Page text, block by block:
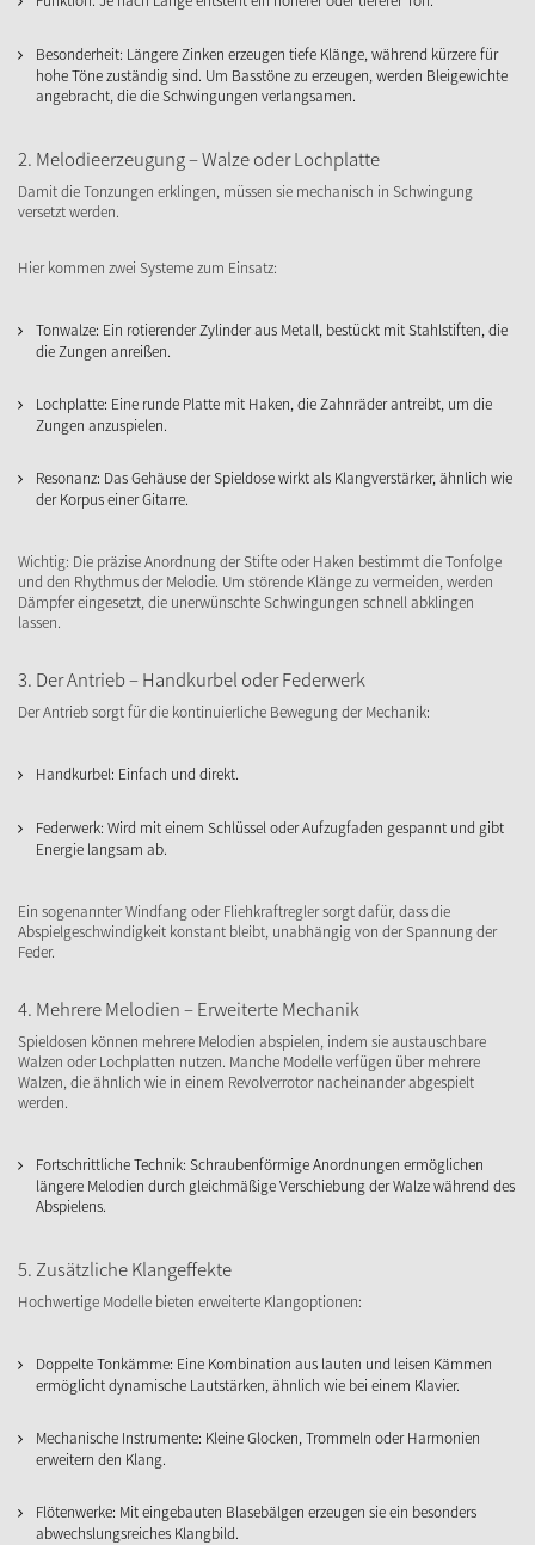
Besonderheit: Längere Zinken erzeugen tiefe Klänge, während kürzere für
hohe Töne zuständig sind. Um Basstöne zu erzeugen, werden Bleigewichte
angebracht, die die Schwingungen verlangsamen.
2. Melodieerzeugung – Walze oder Lochplatte
Damit die Tonzungen erklingen, müssen sie mechanisch in Schwingung
versetzt werden.
Hier kommen zwei Systeme zum Einsatz:
Tonwalze: Ein rotierender Zylinder aus Metall, bestückt mit Stahlstiften, die
die Zungen anreißen.
Lochplatte: Eine runde Platte mit Haken, die Zahnräder antreibt, um die
Zungen anzuspielen.
Resonanz: Das Gehäuse der Spieldose wirkt als Klangverstärker, ähnlich wie
der Korpus einer Gitarre.
Wichtig: Die präzise Anordnung der Stifte oder Haken bestimmt die Tonfolge
und den Rhythmus der Melodie. Um störende Klänge zu vermeiden, werden
Dämpfer eingesetzt, die unerwünschte Schwingungen schnell abklingen
lassen.
3. Der Antrieb – Handkurbel oder Federwerk
Der Antrieb sorgt für die kontinuierliche Bewegung der Mechanik:
Handkurbel: Einfach und direkt.
Federwerk: Wird mit einem Schlüssel oder Aufzugfaden gespannt und gibt
Energie langsam ab.
Ein sogenannter Windfang oder Fliehkraftregler sorgt dafür, dass die
Abspielgeschwindigkeit konstant bleibt, unabhängig von der Spannung der
Feder.
4. Mehrere Melodien – Erweiterte Mechanik
Spieldosen können mehrere Melodien abspielen, indem sie austauschbare
Walzen oder Lochplatten nutzen. Manche Modelle verfügen über mehrere
Walzen, die ähnlich wie in einem Revolverrotor nacheinander abgespielt
werden.
Fortschrittliche Technik: Schraubenförmige Anordnungen ermöglichen
längere Melodien durch gleichmäßige Verschiebung der Walze während des
Abspielens.
5. Zusätzliche Klangeffekte
Hochwertige Modelle bieten erweiterte Klangoptionen:
Doppelte Tonkämme: Eine Kombination aus lauten und leisen Kämmen
ermöglicht dynamische Lautstärken, ähnlich wie bei einem Klavier.
Mechanische Instrumente: Kleine Glocken, Trommeln oder Harmonien
erweitern den Klang.
Flötenwerke: Mit eingebauten Blasebälgen erzeugen sie ein besonders
abwechslungsreiches Klangbild.